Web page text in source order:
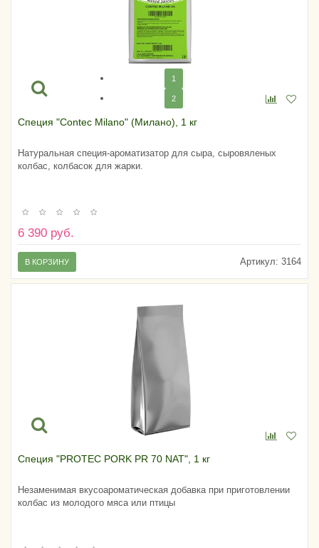
1
2
Специя "Contec Milano" (Милано), 1 кг
Натуральная специя-ароматизатор для сыра, сыровяленых
колбас, колбасок для жарки.
6 390 руб.
Артикул: 3164
В КОРЗИНУ
Специя "PROTEC PORK PR 70 NAT", 1 кг
Незаменимая вкусоароматическая добавка при приготовлении
колбас из молодого мяса или птицы